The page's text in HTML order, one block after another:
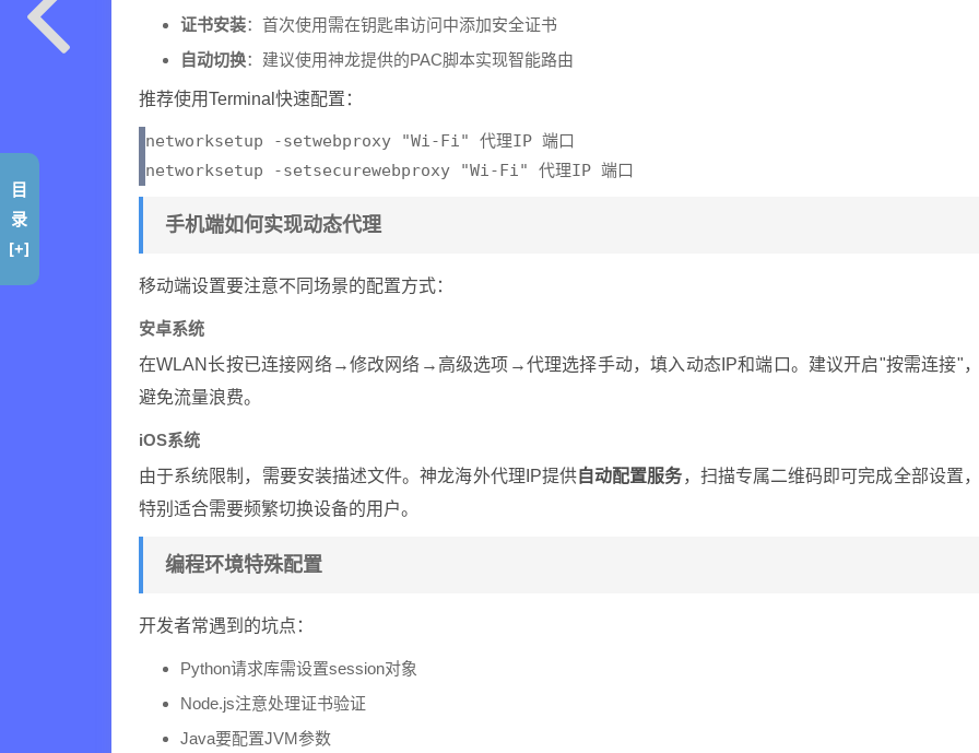
证书安装：首次使用需在钥匙串访问中添加安全证书
自动切换：建议使用神龙提供的PAC脚本实现智能路由
推荐使用Terminal快速配置：
networksetup -setwebproxy "Wi-Fi" 代理IP 端口
手机端如何实现动态代理
移动端设置要注意不同场景的配置方式：
安卓系统
在WLAN长按已连接网络→修改网络→高级选项→代理选择手动，填入动态IP和端口。建议开启"按需连接"
避免流量浪费。
iOS系统
由于系统限制，需要安装描述文件。神龙海外代理IP提供自动配置服务，扫描专属二维码即可完成全部设置
特别适合需要频繁切换设备的用户。
编程环境特殊配置
开发者常遇到的坑点：
Python请求库需设置session对象
Node.js注意处理证书验证
Java要配置JVM参数
目
录
[+]